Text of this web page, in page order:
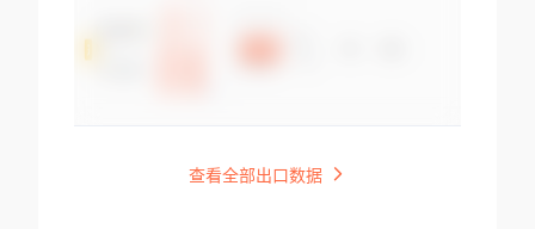
查看全部出口数据